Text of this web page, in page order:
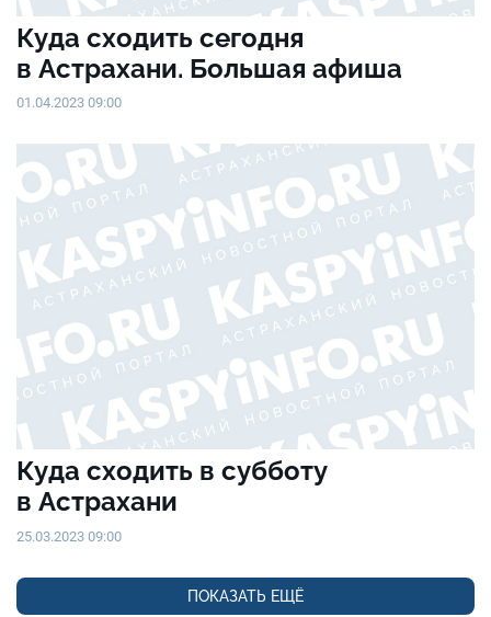
Куда сходить сегодня
в Астрахани. Большая афиша
01.04.2023 09:00
Куда сходить в субботу
в Астрахани
25.03.2023 09:00
ПОКАЗАТЬ ЕЩЁ